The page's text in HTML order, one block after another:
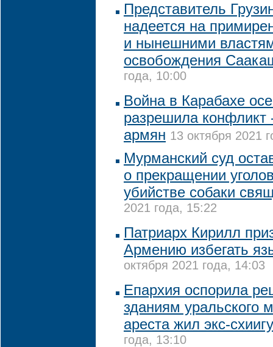
Представитель
надеется на
и нынешними
освобождения
года, 10:00
Война в Карабахе
разрешила конфликт
армян 13 октября 2021
Мурманский суд
о прекращении
убийстве собаки
2021 года, 15:22
Патриарх Кирилл
Армению избегать
октября 2021 года, 14:03
Епархия оспорила
зданиям уральского
ареста жил экс-
года, 13:10